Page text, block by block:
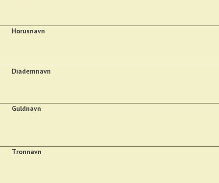
Horusnavn
Diademnavn
Guldnavn
Tronnavn